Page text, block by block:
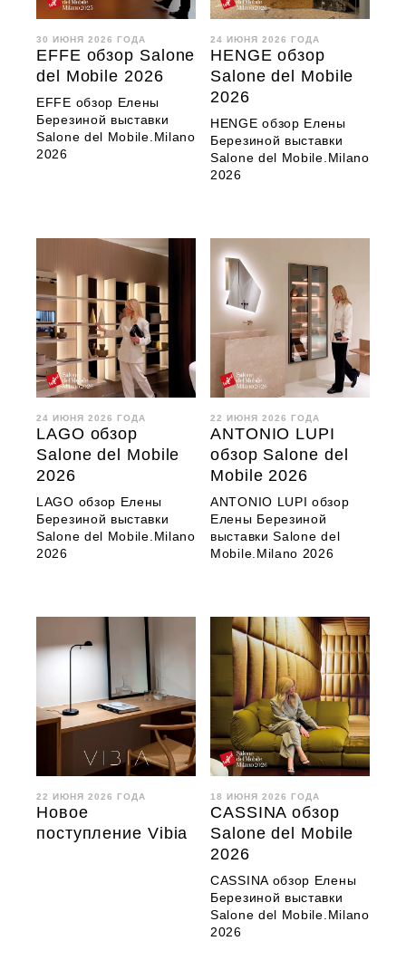
30 ИЮНЯ 2026 ГОДА
EFFE обзор Salone
del Mobile 2026
EFFE обзор Елены
Березиной выставки
Salone del Mobile.Milano
2026
24 ИЮНЯ 2026 ГОДА
HENGE обзор
Salone del Mobile
2026
HENGE обзор Елены
Березиной выставки
Salone del Mobile.Milano
2026
24 ИЮНЯ 2026 ГОДА
LAGO обзор
Salone del Mobile
2026
LAGO обзор Елены
Березиной выставки
Salone del Mobile.Milano
2026
22 ИЮНЯ 2026 ГОДА
ANTONIO LUPI
обзор Salone del
Mobile 2026
ANTONIO LUPI обзор
Елены Березиной
выставки Salone del
Mobile.Milano 2026
22 ИЮНЯ 2026 ГОДА
Новое
поступление Vibia
18 ИЮНЯ 2026 ГОДА
CASSINA обзор
Salone del Mobile
2026
CASSINA обзор Елены
Березиной выставки
Salone del Mobile.Milano
2026